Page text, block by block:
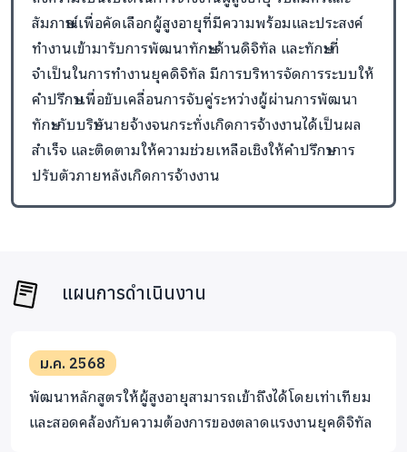
สัมภาษณ์เพื่อคัดเลือกผู้สูงอายุที่มีความพร้อมและประสงค์
ทำงานเข้ามารับการพัฒนาทักษะด้านดิจิทัล และทักษะที่
จำเป็นในการทำงานยุคดิจิทัล มีการบริหารจัดการระบบให้
คำปรึกษาเพื่อขับเคลื่อนการจับคู่ระหว่างผู้ผ่านการพัฒนา
ทักษะกับบริษัทนายจ้างจนกระทั่งเกิดการจ้างงานได้เป็นผล
สำเร็จ และติดตามให้ความช่วยเหลือเชิงให้คำปรึกษาการ
ปรับตัวภายหลังเกิดการจ้างงาน
แผนการดำเนินงาน
ม.ค. 2568
พัฒนาหลักสูตรให้ผู้สูงอายุสามารถเข้าถึงได้โดยเท่าเทียม
และสอดคล้องกับความต้องการของตลาดแรงงานยุคดิจิทัล